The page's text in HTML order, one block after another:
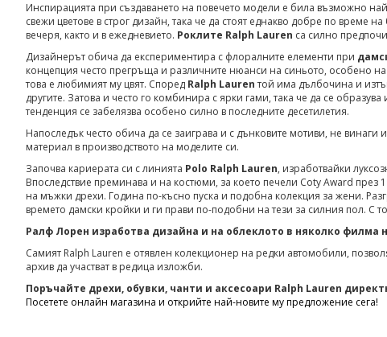
Инспирацията при създаването на повечето модели е била възможно
свежи цветове в строг дизайн, така че да стоят еднакво добре по време
вечеря, както и в ежедневието. Роклите Ralph Lauren са силно
Дизайнерът обича да експериментира с флоралните елементи при
концепция често прегръща и различните нюанси на синьото, особено
това е любимият му цвят. Според Ralph Laurenтой има дълбочина и
другите. Затова и често го комбинира с ярки гами, така че да се
тенденция се забелязва особено силно в последните десетилетия.
Напоследък често обича да се заиграва и с дънковите мотиви, не винаги
материал в производството на моделите си.
Започва кариерата си с линията Polo Ralph Lauren, изработвайки
Впоследствие преминава и на костюми, за което печели Coty Award през
на мъжки дрехи. Година по-късно пуска и подобна колекция за жени.
времето дамски кройки и ги прави по-подобни на тези за силния пол. С
Ралф Лорен изработва дизайна и на облеклото в няколко филма
Самият Ralph Lauren е отявлен колекционер на редки автомобили,
архив да участват в редица изложби.
Поръчайте дрехи, обувки, чанти и аксесоари Ralph Lauren
Посетете онлайн магазина и открийте най-новите му предложение сега!